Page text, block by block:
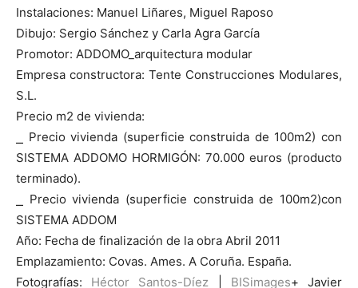
Instalaciones: Manuel Liñares, Miguel Raposo
Dibujo: Sergio Sánchez y Carla Agra García
Promotor: ADDOMO_arquitectura modular
Empresa constructora: Tente Construcciones Modulares,
S.L.
Precio m2 de vivienda:
⎯ Precio vivienda (superficie construida de 100m2) con
SISTEMA ADDOMO HORMIGÓN: 70.000 euros (producto
terminado).
⎯ Precio vivienda (superficie construida de 100m2)con
SISTEMA ADDOM
Año: Fecha de finalización de la obra Abril 2011
Emplazamiento: Covas. Ames. A Coruña. España.
Fotografías: Héctor Santos-Díez BISimages+ Javier